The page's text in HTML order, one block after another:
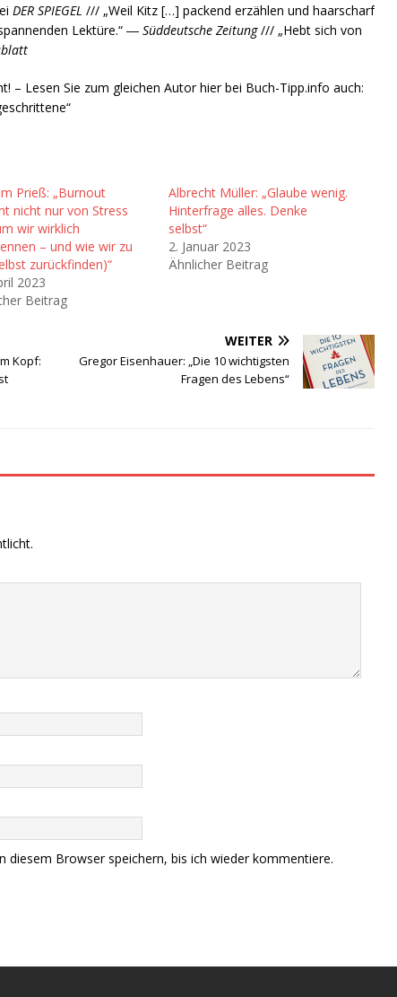
DER SPIEGEL /// „Weil Kitz […] packend erzählen und haarscharf
Lektüre.“ ― Süddeutsche Zeitung/// „Hebt sich von
– Lesen Sie zum gleichen Autor hier bei Buch-Tipp.info auch:
Prieß: „Burnout
nicht nur von Stress
wir wirklich
– und wie wir zu
zurückfinden)“
2023
Beitrag
Albrecht Müller: „Glaube wenig.
Hinterfrage alles. Denke
selbst“
2. Januar 2023
Ähnlicher Beitrag
Kopf:
WEITER
Gregor Eisenhauer: „Die 10 wichtigsten
Fragen des Lebens“
diesem Browser speichern, bis ich wieder kommentiere.